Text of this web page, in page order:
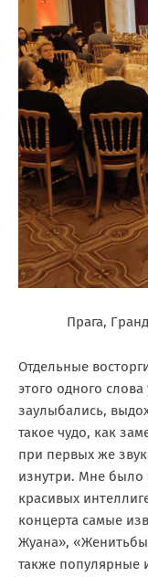
Прага,
Отдельные
этого одного
заулыбались,
такое чудо, как
при первых же
изнутри. Мне было
красивых
концерта самые
Жуана»,
также популярные